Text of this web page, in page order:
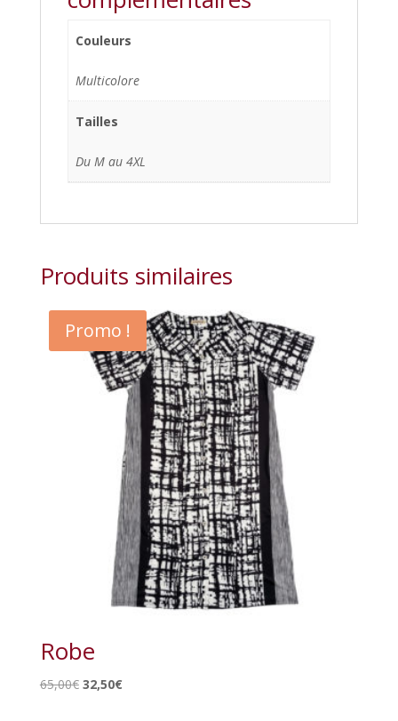
Couleurs
Multicolore
Tailles
Du M au 4XL
Produits similaires
Promo !
Robe
65,00€ Le
32,50€Le